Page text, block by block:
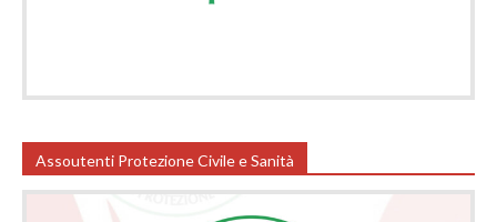
Assoutenti Protezione Civile e Sanità